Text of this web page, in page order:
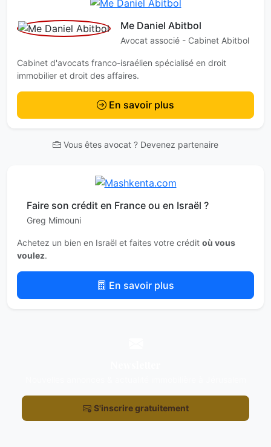
Me Daniel Abitbol
Avocat associé - Cabinet Abitbol
Cabinet d'avocats franco-israélien spécialisé en droit
immobilier et droit des affaires.
En savoir plus
Vous êtes avocat ? Devenez partenaire
Faire son crédit en France ou en Israël ?
Greg Mimouni
Achetez un bien en Israël et faites votre crédit où vous
voulez.
En savoir plus
S'inscrire gratuitement